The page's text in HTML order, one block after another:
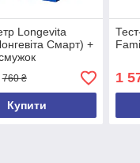
Longevita
Смарт) +
760 ₴
Купити
1